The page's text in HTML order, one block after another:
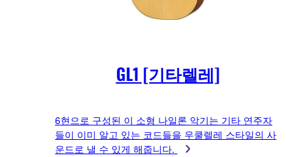
GL1 [기타렐레]
6현으로 구성된 이 소형 나일론 악기는 기타 연주자
들이 이미 알고 있는 코드들을 우쿨렐레 스타일의 사
운드로 낼 수 있게 해줍니다.